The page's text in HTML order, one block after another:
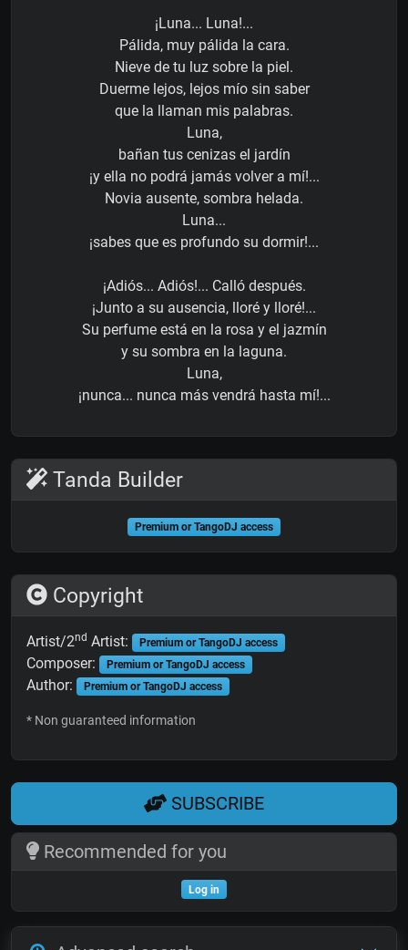
¡Luna... Luna!...
Pálida, muy pálida la cara.
Nieve de tu luz sobre la piel.
Duerme lejos, lejos mío sin saber
que la llaman mis palabras.
Luna,
bañan tus cenizas el jardín
¡y ella no podrá jamás volver a mí!...
Novia ausente, sombra helada.
Luna...
¡sabes que es profundo su dormir!...
¡Adiós... Adiós!... Calló después.
¡Junto a su ausencia, lloré y lloré!...
Su perfume está en la rosa y el jazmín
y su sombra en la laguna.
Luna,
¡nunca... nunca más vendrá hasta mí!...
Tanda Builder
Premium or TangoDJ access
Copyright
Artist/2nd Artist: Premium or TangoDJ access
Composer: Premium or TangoDJ access
Author: Premium or TangoDJ access
* Non guaranteed information
SUBSCRIBE
Recommended for you
Log in